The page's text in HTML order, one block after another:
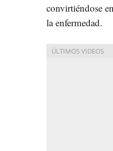
convirtiéndose
la enfermedad.